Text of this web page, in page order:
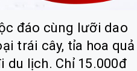
đáo cùng lưỡi dao
trái cây, tỉa hoa quả
du lịch. Chỉ 15.000đ